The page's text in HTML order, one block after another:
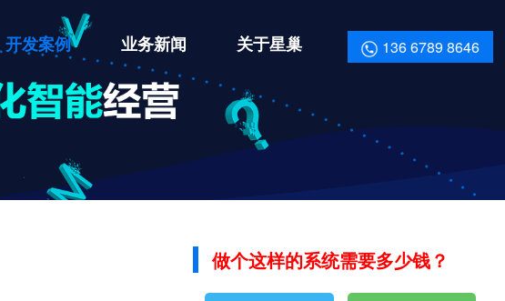
136 6789 8646
开发案例 业务新闻 关于星巢
做个这样的系统需要多少钱？